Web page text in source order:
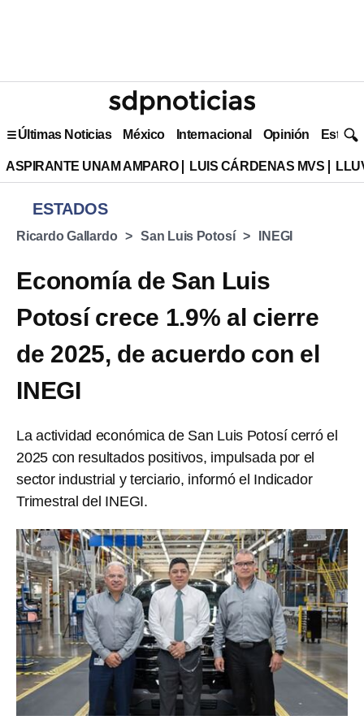
Últimas Noticias México Internacional Opinión Estilo
ASPIRANTE UNAM AMPARO LUIS CÁRDENAS MVS
ESTADOS
Ricardo Gallardo San Luis Potosí INEGI
Economía de San Luis
Potosí crece 1.9% al cierre
de 2025, de acuerdo con el
INEGI
La actividad económica de San Luis Potosí cerró el
2025 con resultados positivos, impulsada por el
sector industrial y terciario, informó el Indicador
Trimestral del INEGI.